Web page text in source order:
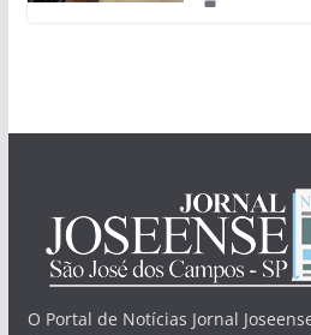
O Portal de Notícias Jornal